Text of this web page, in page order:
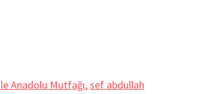
Anadolu Mutfağı,sef abdullah